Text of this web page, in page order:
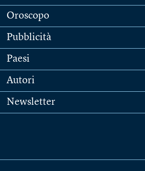
Oroscopo
Pubblicità
Paesi
Autori
Newsletter